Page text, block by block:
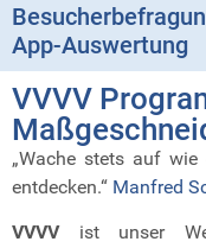
App-Auswertung
VVVV
„Wache stets auf
entdecken.“ Manfred
VVVVist unser